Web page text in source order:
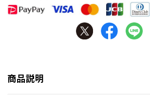
商品説明